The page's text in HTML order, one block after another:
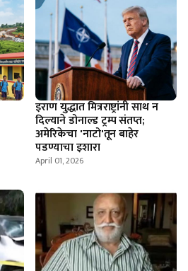
इराण युद्धात मित्रराष्ट्रांनी साथ न
दिल्याने डोनाल्ड ट्रम्प संतप्त;
अमेरिकेचा 'नाटो'तून बाहेर
पडण्याचा इशारा
April 01, 2026